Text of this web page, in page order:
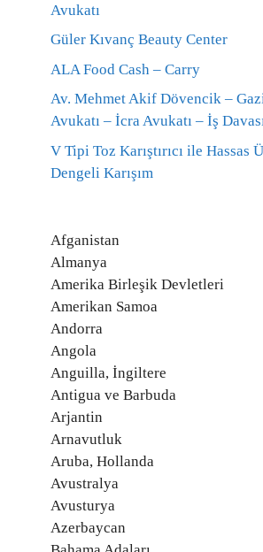
Avukatı
Güler Kıvanç Beauty Center
ALA Food Cash – Carry
Av. Mehmet Akif Dövencik –
Avukatı – İcra Avukatı – İş
V Tipi Toz Karıştırıcı ile Hassas
Dengeli Karışım
Afganistan
Almanya
Amerika Birleşik Devletleri
Amerikan Samoa
Andorra
Angola
Anguilla, İngiltere
Antigua ve Barbuda
Arjantin
Arnavutluk
Aruba, Hollanda
Avustralya
Avusturya
Azerbaycan